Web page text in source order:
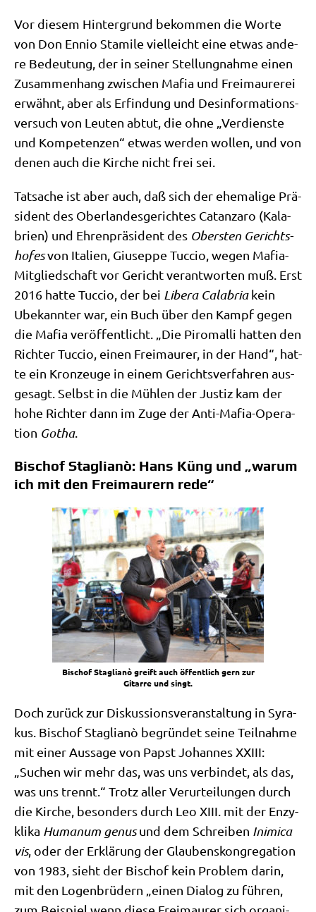
Vor die­sem Hin­ter­grund bekom­men die Wor­te
von Don Ennio Stami­le viel­leicht eine etwas ande­
re Bedeu­tung, der in sei­ner Stel­lung­nah­me einen
Zusam­men­hang zwi­schen Mafia und Frei­mau­re­rei
erwähnt, aber als Erfin­dung und Des­in­for­ma­ti­ons­
ver­such von Leu­ten abtut, die ohne „Ver­dien­ste
und Kom­pe­ten­zen“ etwas wer­den wol­len, und von
denen auch die Kir­che nicht frei sei.
Tat­sa­che ist aber auch, daß sich der ehe­ma­li­ge Prä­
si­dent des Ober­lan­des­ge­rich­tes Catanza­ro (Kala­
bri­en) und Ehren­prä­si­dent des Ober­sten Gerichts­
ho­fesvon Ita­li­en, Giu­sep­pe Tuc­cio, wegen Mafia-
Mit­glied­schaft vor Gericht ver­ant­wor­ten muß. Erst
2016 hat­te Tuc­cio, der bei Libe­ra Cala­b­riakein
Ube­kann­ter war, ein Buch über den Kampf gegen
die Mafia ver­öf­fent­licht. „Die Piro­m­al­li hat­ten den
Rich­ter Tuc­cio, einen Frei­mau­rer, in der Hand“, hat­
te ein Kron­zeu­ge in einem Gerichts­ver­fah­ren aus­
ge­sagt. Selbst in die Müh­len der Justiz kam der
hohe Rich­ter dann im Zuge der Anti-Mafia-Ope­ra­
ti­on Gotha.
Bischof Staglianò: Hans Küng und „warum
ich mit den Freimaurern rede“
Bischof Sta­glianò greift auch öffent­lich gern zur
Gitar­re und singt.
Doch zurück zur Dis­kus­si­ons­ver­an­stal­tung in Syra­
kus. Bischof Sta­glianò begrün­det sei­ne Teil­nah­me
mit einer Aus­sa­ge von Papst Johan­nes XXIII:
„Suchen wir mehr das, was uns ver­bin­det, als das,
was uns trennt.“ Trotz aller Ver­ur­tei­lun­gen durch
die Kir­che, beson­ders durch Leo XIII. mit der Enzy­
kli­ka Huma­num genusund dem Schrei­ben Ini­mica
vis, oder der Erklä­rung der Glau­bens­kon­gre­ga­ti­on
von 1983, sieht der Bischof kein Pro­blem dar­in,
mit den Logen­brü­dern „einen Dia­log zu füh­ren,